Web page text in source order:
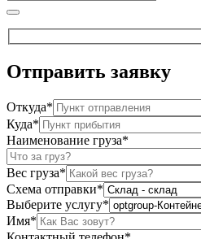
Отправить заявку
Откуда*
Куда*
Наименование груза*
Вес груза*
Схема отправки*
Выберите услугу*
Имя*